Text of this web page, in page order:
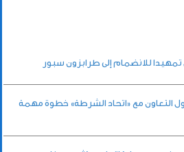
للانضمام إلى طرابزون سبور
التعاون مع «اتحاد الشرطة» خطوة مهمة